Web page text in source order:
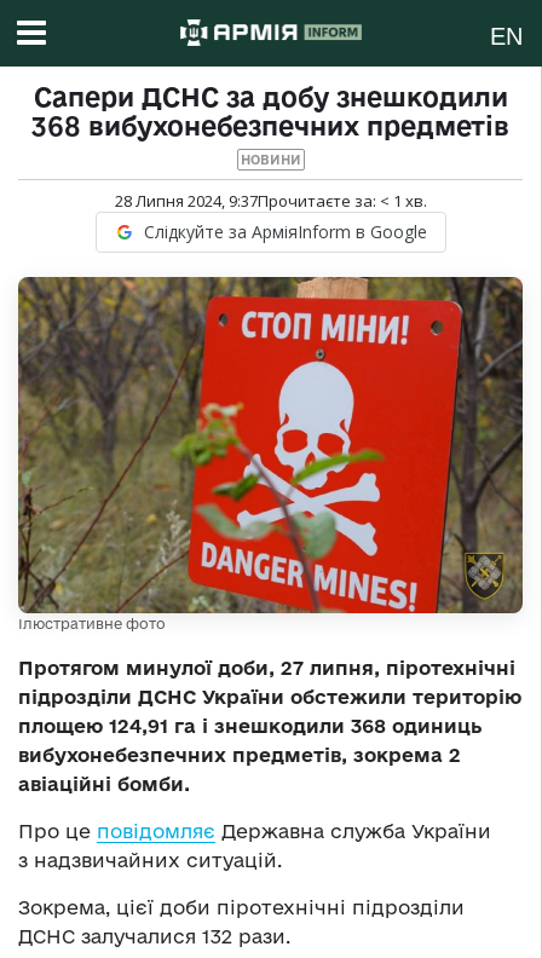
EN
Сапери ДСНС за добу знешкодили
368 вибухонебезпечних предметів
НОВИНИ
28 Липня 2024, 9:37Прочитаєте за: < 1 хв.
Слідкуйте за АрміяInform в Google
Ілюстративне фото
Протягом минулої доби, 27 липня, піротехнічні
підрозділи ДСНС України обстежили територію
площею 124,91 га і знешкодили 368 одиниць
вибухонебезпечних предметів, зокрема 2
авіаційні бомби.
Про це повідомляє Державна служба України
з надзвичайних ситуацій.
Зокрема, цієї доби піротехнічні підрозділи
ДСНС залучалися 132 рази.